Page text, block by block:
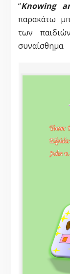
“Knowing
παρακάτω
των
συναίσθημα.